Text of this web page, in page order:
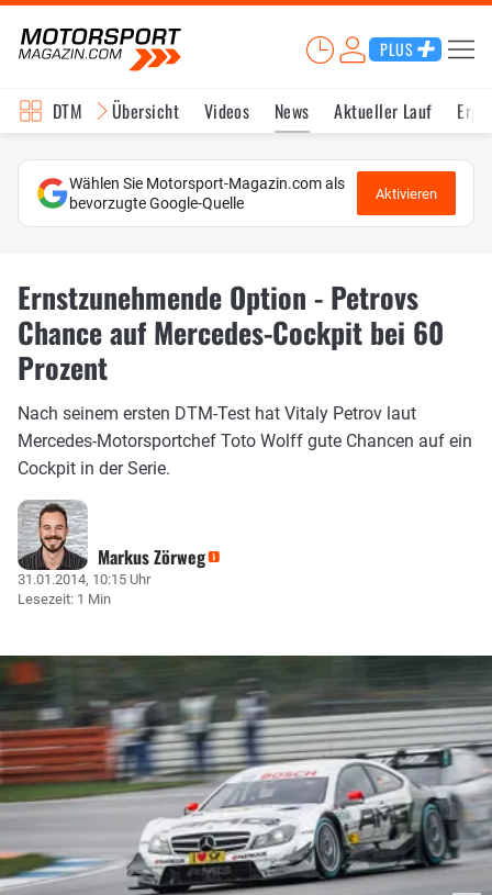
PLUS
DTM Übersicht Videos News Aktueller Lauf
Wählen Sie Motorsport-Magazin.com als
bevorzugte Google-Quelle
Aktivieren
Ernstzunehmende Option - Petrovs
Chance auf Mercedes-Cockpit bei 60
Prozent
Nach seinem ersten DTM-Test hat Vitaly Petrov laut
Mercedes-Motorsportchef Toto Wolff gute Chancen auf ein
Cockpit in der Serie.
Markus Zörweg
31.01.2014, 10:15 Uhr
Lesezeit: 1 Min